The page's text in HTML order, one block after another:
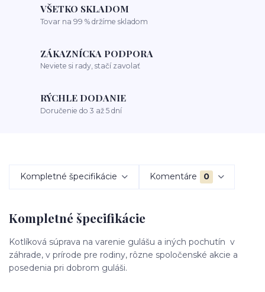
VŠETKO SKLADOM
Tovar na 99 % držíme skladom
ZÁKAZNÍCKA PODPORA
Neviete si rady, stačí zavolať
RÝCHLE DODANIE
Doručenie do 3 až 5 dní
Kompletné špecifikácie Komentáre 0
Kompletné špecifikácie
Kotlíková súprava na varenie gulášu a iných pochutín v
záhrade, v prírode pre rodiny, rôzne spoločenské akcie a
posedenia pri dobrom guláši.